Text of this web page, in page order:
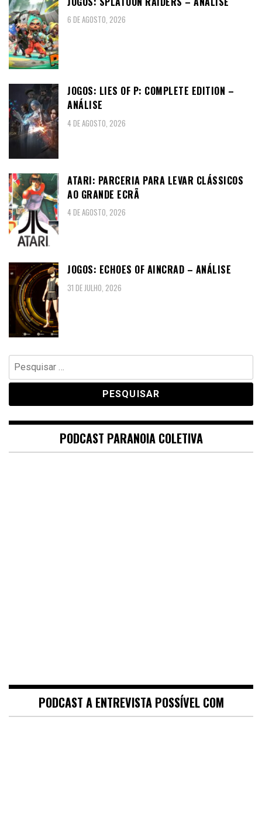
6 DE AGOSTO, 2026
JOGOS: LIES OF P: COMPLETE EDITION –
ANÁLISE
4 DE AGOSTO, 2026
ATARI: PARCERIA PARA LEVAR CLÁSSICOS
AO GRANDE ECRÃ
4 DE AGOSTO, 2026
JOGOS: ECHOES OF AINCRAD – ANÁLISE
31 DE JULHO, 2026
Pesquisar
por:
PODCAST PARANOIA COLETIVA
PODCAST A ENTREVISTA POSSÍVEL COM